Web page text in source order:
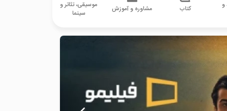
و
کتاب مشاوره و آموزش
موسیقی، تئاتر و
سینما